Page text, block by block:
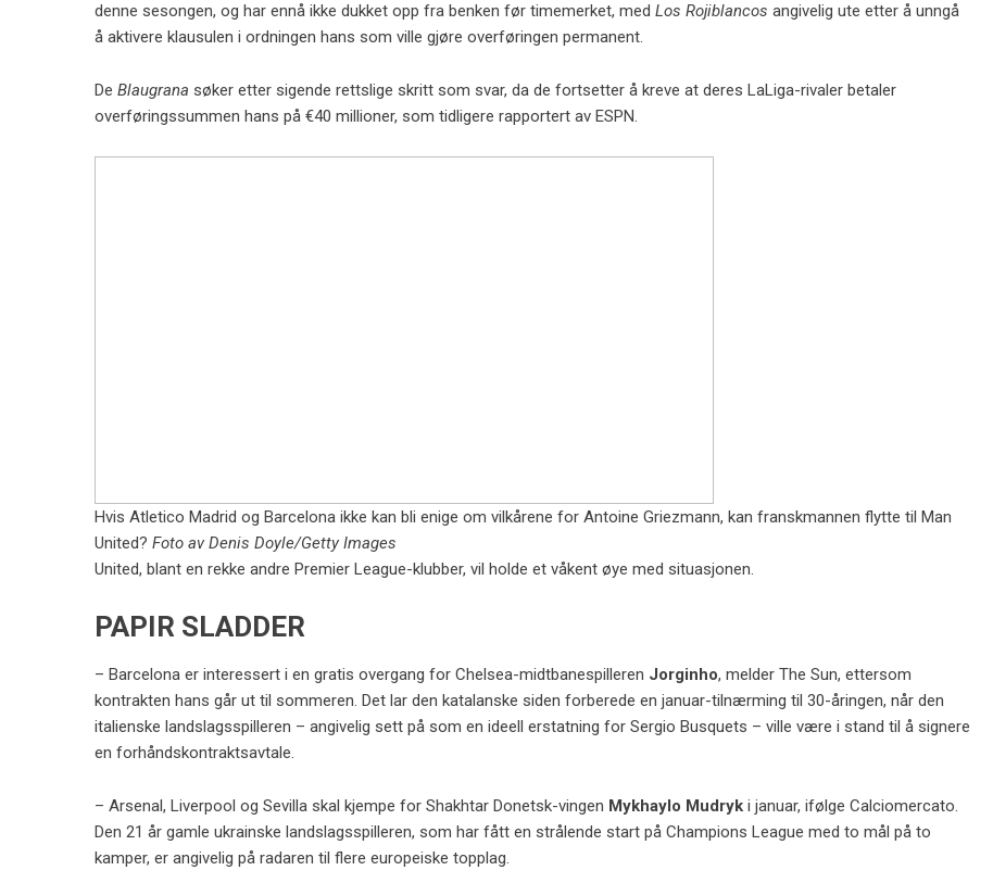
denne sesongen, og har ennå ikke dukket opp fra benken før timemerket, med Los Rojiblancos angivelig ute etter å unngå
å aktivere klausulen i ordningen hans som ville gjøre overføringen permanent.
De Blaugrana søker etter sigende rettslige skritt som svar, da de fortsetter å kreve at deres LaLiga-rivaler betaler
overføringssummen hans på €40 millioner, som tidligere rapportert av ESPN.
Hvis Atletico Madrid og Barcelona ikke kan bli enige om vilkårene for Antoine Griezmann, kan franskmannen flytte til Man
United? Foto av Denis Doyle/Getty Images
United, blant en rekke andre Premier League-klubber, vil holde et våkent øye med situasjonen.
PAPIR SLADDER
– Barcelona er interessert i en gratis overgang for Chelsea-midtbanespilleren Jorginho, melder The Sun, ettersom
kontrakten hans går ut til sommeren. Det lar den katalanske siden forberede en januar-tilnærming til 30-åringen, når den
italienske landslagsspilleren – angivelig sett på som en ideell erstatning for Sergio Busquets – ville være i stand til å signere
en forhåndskontraktsavtale.
– Arsenal, Liverpool og Sevilla skal kjempe for Shakhtar Donetsk-vingen Mykhaylo Mudryk i januar, ifølge Calciomercato.
Den 21 år gamle ukrainske landslagsspilleren, som har fått en strålende start på Champions League med to mål på to
kamper, er angivelig på radaren til flere europeiske topplag.